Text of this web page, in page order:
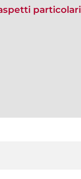
particolari